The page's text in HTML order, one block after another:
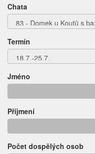
Chata
Termín
Jméno
Příjmení
Počet dospělých osob